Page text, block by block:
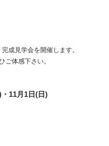
成見学会を開催します。
ご体感下さい。
11月1日(日)